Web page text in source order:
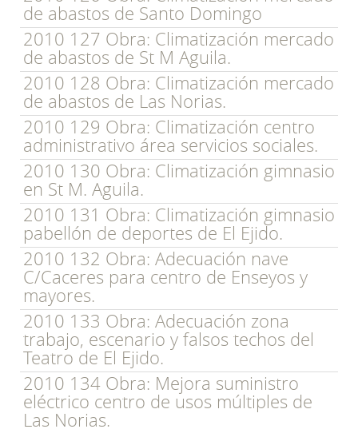
de abastos de Santo Domingo
2010 127 Obra: Climatización mercado
de abastos de St M Aguila.
2010 128 Obra: Climatización mercado
de abastos de Las Norias.
2010 129 Obra: Climatización centro
administrativo área servicios sociales.
2010 130 Obra: Climatización gimnasio
en St M. Aguila.
2010 131 Obra: Climatización gimnasio
pabellón de deportes de El Ejido.
2010 132 Obra: Adecuación nave
C/Caceres para centro de Enseyos y
mayores.
2010 133 Obra: Adecuación zona
trabajo, escenario y falsos techos del
Teatro de El Ejido.
2010 134 Obra: Mejora suministro
eléctrico centro de usos múltiples de
Las Norias.